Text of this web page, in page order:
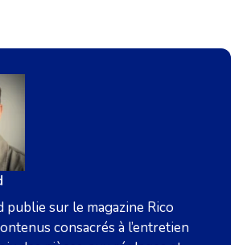
publie sur le magazine Rico
consacrés à l’entretien